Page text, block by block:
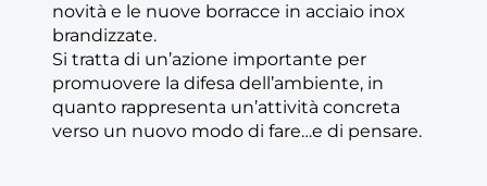
novità e le nuove borracce in acciaio inox
brandizzate.
Si tratta di un’azione importante per
promuovere la difesa dell’ambiente, in
quanto rappresenta un’attività concreta
verso un nuovo modo di fare…e di pensare.